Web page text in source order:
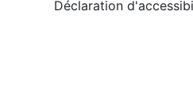
Déclaration